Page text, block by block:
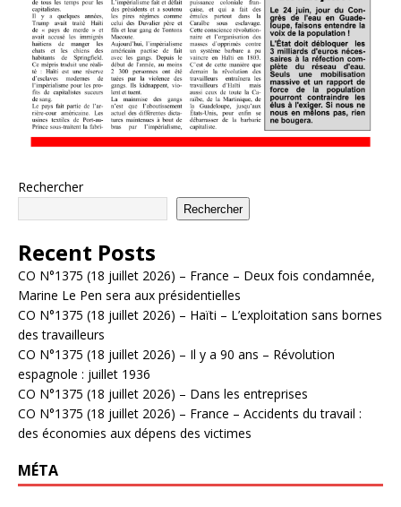
Rechercher
Rechercher
Recent Posts
CO N°1375 (18 juillet 2026) – France – Deux fois condamnée,
Marine Le Pen sera aux présidentielles
CO N°1375 (18 juillet 2026) – Haïti – L’exploitation sans bornes
des travailleurs
CO N°1375 (18 juillet 2026) – Il y a 90 ans – Révolution
espagnole : juillet 1936
CO N°1375 (18 juillet 2026) – Dans les entreprises
CO N°1375 (18 juillet 2026) – France – Accidents du travail :
des économies aux dépens des victimes
MÉTA